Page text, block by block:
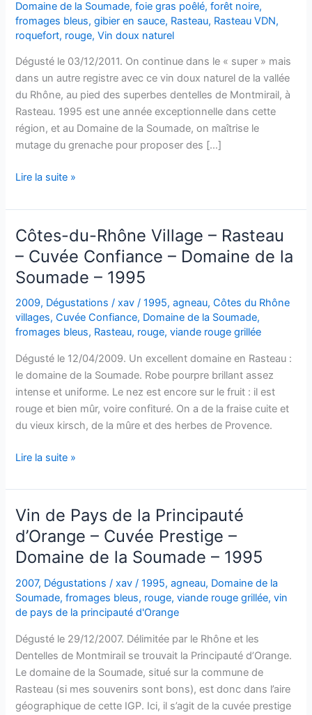
Domaine de la Soumade,foie gras poêlé,forêt noire,
fromages bleus,gibier en sauce, Rasteau, Rasteau VDN,
roquefort, rouge,Vin doux naturel
Dégusté le 03/12/2011. On continue dans le « super » mais
dans un autre registre avec ce vin doux naturel de la vallée
du Rhône, au pied des superbes dentelles de Montmirail, à
Rasteau. 1995 est une année exceptionnelle dans cette
région, et au Domaine de la Soumade, on maîtrise le
mutage du grenache pour proposer des […]
Rasteau
–
Domaine
de
la
Soumade
1995
Lire la suite »
Côtes-du-Rhône Village – Rasteau
– Cuvée Confiance – Domaine de la
Soumade – 1995
2009, Dégustations /xav/1995,agneau,Côtes du Rhône
villages,Cuvée Confiance, Domaine de la Soumade,
fromages bleus, Rasteau, rouge,viande rouge grillée
Dégusté le 12/04/2009. Un excellent domaine en Rasteau :
le domaine de la Soumade. Robe pourpre brillant assez
intense et uniforme. Le nez est encore sur le fruit : il est
rouge et bien mûr, voire confituré. On a de la fraise cuite et
du vieux kirsch, de la mûre et des herbes de Provence.
Côtes-
Rhône
Village
–
Rasteau
Confiance
–
de
la
Soumade
–
1995
Lire la suite »
Vin de Pays de la Principauté
d’Orange – Cuvée Prestige –
Domaine de la Soumade – 1995
2007, Dégustations /xav/1995,agneau, Domaine de la
Soumade,fromages bleus, rouge,viande rouge grillée,vin
de pays de la principauté d'Orange
Dégusté le 29/12/2007. Délimitée par le Rhône et les
Dentelles de Montmirail se trouvait la Principauté d’Orange.
Le domaine de la Soumade, situé sur la commune de
Rasteau (si mes souvenirs sont bons), est donc dans l’aire
géographique de cette IGP. Ici, il s’agit de la cuvée prestige